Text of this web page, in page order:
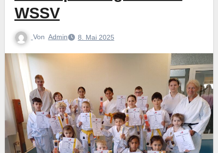
WSSV
Von Admin 8. Mai 2025